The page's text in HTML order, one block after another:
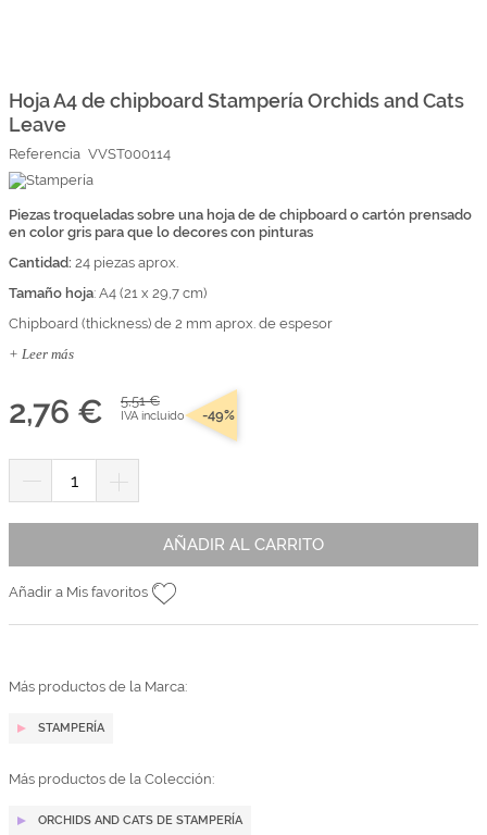
Top Ventas
Iniciar sesión/Regístrate
Somos Kimidori
comienzo
de
la
galería
imágenes
Hoja A4 de chipboard Stampería Orchids and Cats
Leave
Referencia VVST000114
Piezas troqueladas sobre una hoja de de chipboard o cartón prensado
en color gris para que lo decores con pinturas
Cantidad: 24 piezas aprox.
Tamaño hoja: A4 (21 x 29,7 cm)
Chipboard (thickness) de 2 mm aprox. de espesor
+ Leer más
2,76 € 5,51 €
IVA incluido -49%
AÑADIR AL CARRITO
Añadir a Mis favoritos
Más productos de la Marca:
STAMPERÍA
Más productos de la Colección:
ORCHIDS AND CATS DE STAMPERÍA